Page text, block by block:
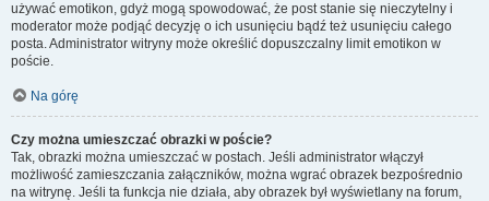
używać emotikon, gdyż mogą spowodować, że post stanie się nieczytelny i
moderator może podjąć decyzję o ich usunięciu bądź też usunięciu całego
posta. Administrator witryny może określić dopuszczalny limit emotikon w
poście.
Na górę
Czy można umieszczać obrazki w poście?
Tak, obrazki można umieszczać w postach. Jeśli administrator włączył
możliwość zamieszczania załączników, można wgrać obrazek bezpośrednio
na witrynę. Jeśli ta funkcja nie działa, aby obrazek był wyświetlany na forum,